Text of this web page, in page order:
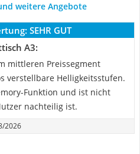
weitere Angebote
SEHR GUT
A3:
mittleren Preissegment
verstellbare Helligkeitsstufen.
Funktion und ist nicht
nachteilig ist.
2026